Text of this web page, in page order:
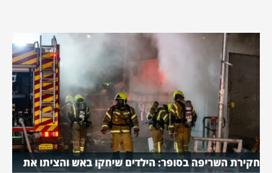
חקירת השריפה בסופר: הילדים שיחקו באש והציתו את